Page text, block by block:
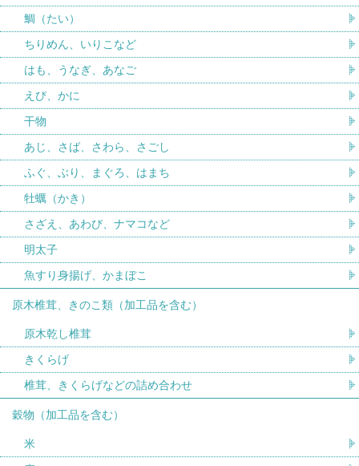
鯛（たい）
ちりめん、いりこなど
はも、うなぎ、あなご
えび、かに
干物
あじ、さば、さわら、さごし
ふぐ、ぶり、まぐろ、はまち
牡蠣（かき）
さざえ、あわび、ナマコなど
明太子
魚すり身揚げ、かまぼこ
原木椎茸、きのこ類（加工品を含む）
原木乾し椎茸
きくらげ
椎茸、きくらげなどの詰め合わせ
穀物（加工品を含む）
米